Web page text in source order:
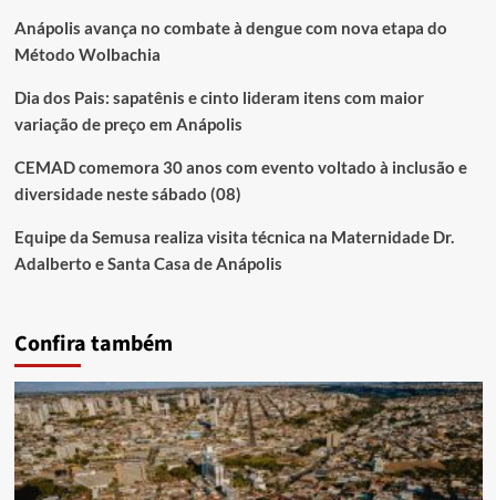
Anápolis avança no combate à dengue com nova etapa do
Método Wolbachia
Dia dos Pais: sapatênis e cinto lideram itens com maior
variação de preço em Anápolis
CEMAD comemora 30 anos com evento voltado à inclusão e
diversidade neste sábado (08)
Equipe da Semusa realiza visita técnica na Maternidade Dr.
Adalberto e Santa Casa de Anápolis
Confira também